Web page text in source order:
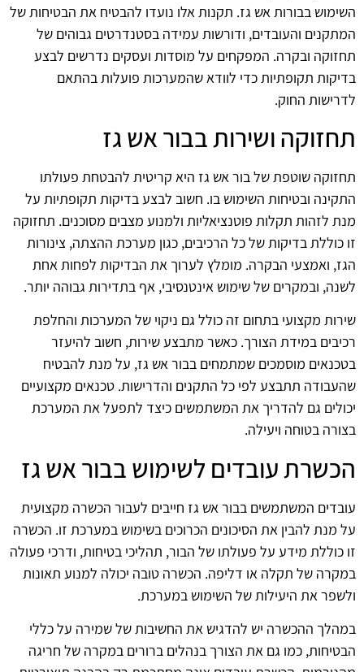
השימוש בבורות אש גז. תקנות אלו נועדו להבטיח את הבטיחות של
המתקנים והעובדים, ודורשות עמידה בסטנדרטים גבוהים של
תחזוקה ובקרה. המפקחים על מוסדות ועסקים נדרשים לבצע
בדיקות תקופתיות כדי לוודא שהמערכות פועלות בהתאם
לדרישות החוק.
תחזוקה ושירות בבור אש גז
תחזוקה שוטפת של בור אש גז היא קריטית להבטחת פעולתו
התקינה ובטיחות השימוש בו. חשוב לבצע בדיקות תקופתיות על
מנת לזהות תקלות פוטנציאליות ולמנוע מצבים מסוכנים. תחזוקה
זו כוללת בדיקות של כל הרכיבים, כגון מערכת ההצתה, צינורות
הגז, ואמצעי הבקרה. מומלץ לערוך את הבדיקות לפחות אחת
לשנה, ובמקרים של שימוש אינטנסיבי, אף בתדירות גבוהה יותר.
שירות מקצועי בתחום זה כולל גם ניקוי של המערכות והחלפת
רכיבים במידת הצורך. כאשר מתבצע שירות, חשוב להיעזר
בטכנאים מוסמכים שמתמחים בבור אש גז, על מנת להבטיח
שהעבודה תתבצע לפי כל התקנים והדרישות. טכנאים מקצועיים
יכולים גם להדריך את המשתמשים כיצד לתפעל את המערכת
בצורה בטוחה ויעילה.
הכשרת עובדים לשימוש בבור אש גז
עובדים המשתמשים בבור אש גז חייבים לעבור הכשרה מקצועית
על מנת להבין את הסיכונים הכרוכים בשימוש במערכת זו. הכשרה
זו כוללת מידע על פעולתו של הבור, תהליכי בטיחות, ודרכי פעולה
במקרה של תקלה או דליפה. הכשרה טובה יכולה למנוע תאונות
ולשפר את היעילות של השימוש במערכת.
במהלך ההכשרה יש להדגיש את החשיבות של שמירה על כללי
הבטיחות, כמו גם את הצורך בנהלים ברורים במקרה של חריגה